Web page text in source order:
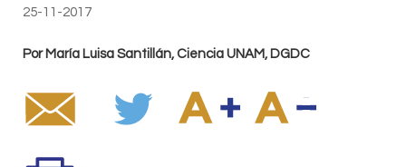
25-11-2017
Por María Luisa Santillán, Ciencia UNAM, DGDC